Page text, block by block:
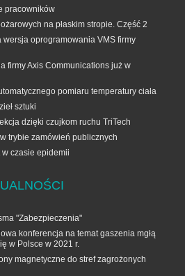
pracowników
na płaskim stropie. Część 2
wersja oprogramowania VMS firmy
firmy Axis Communications już w
pomiaru temperatury ciała
sztuki
dzięki czujkom ruchu TriTech
trybie zamówień publicznych
w czasie epidemii
"Zabezpieczenia"
konferencja na temat gaszenia mgłą
w Polsce w 2021 r.
magnetyczne do stref zagrożonych